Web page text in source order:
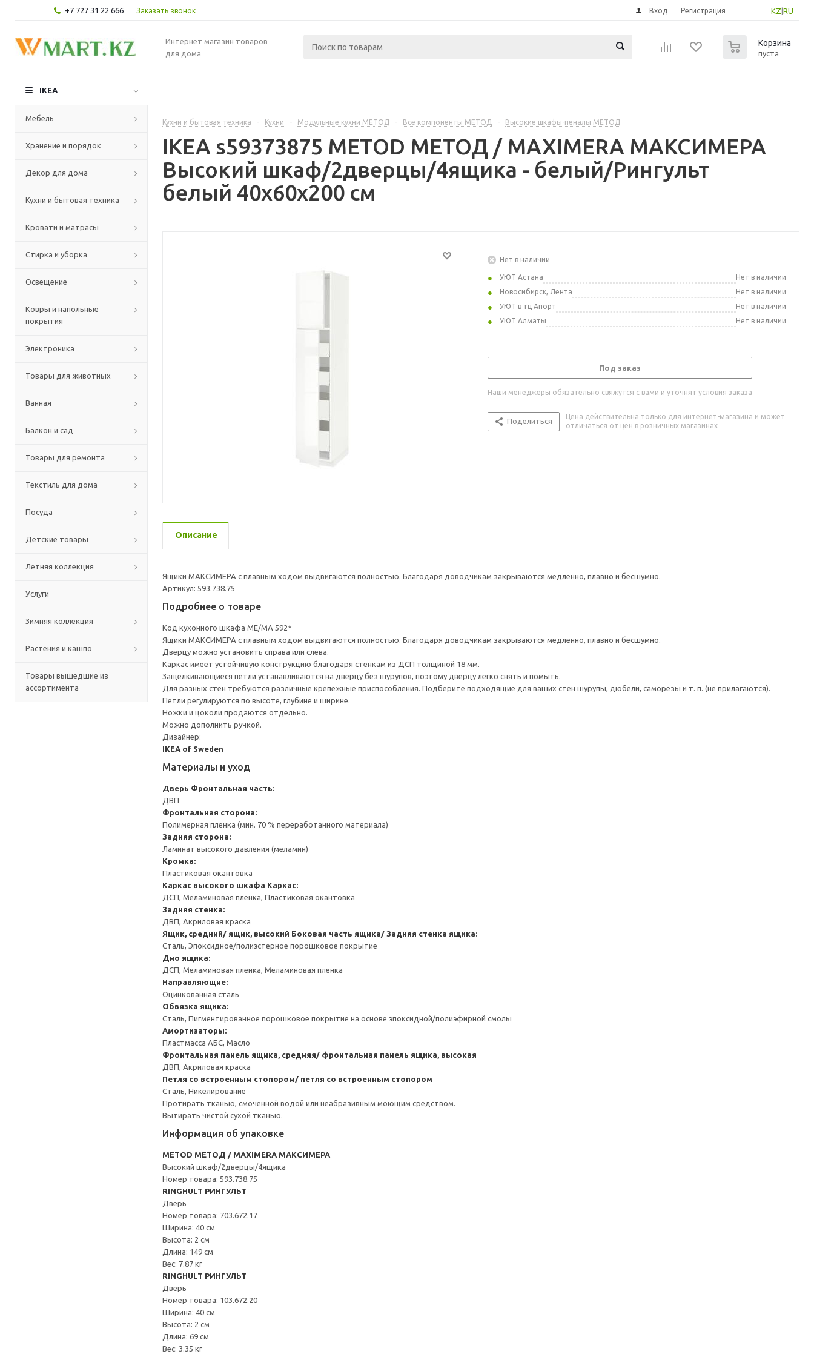
+7 727 31 22 666 Заказать звонок KZ RU
Вход Регистрация
Интернет магазин товаров
для дома
Корзина
пуста
IKEA
Мебель
Хранение и порядок
Декор для дома
Кухни и бытовая техника
Кровати и матрасы
Стирка и уборка
Освещение
Ковры и напольные
покрытия
Электроника
Товары для животных
Ванная
Балкон и сад
Товары для ремонта
Текстиль для дома
Посуда
Детские товары
Летняя коллекция
Услуги
Зимняя коллекция
Растения и кашпо
Товары вышедшие из
ассортимента
Кухни и бытовая техника - Кухни - Модульные кухни МЕТОД - Все компоненты МЕТОД - Высокие шкафы-пеналы МЕТОД
IKEA s59373875 METOD МЕТОД / MAXIMERA МАКСИМЕРА
Высокий шкаф/2дверцы/4ящика - белый/Рингульт
белый 40x60x200 см
Нет в наличии
УЮТ Астана
Нет в наличии
Новосибирск, Лента
Нет в наличии
УЮТ в тц Апорт
Нет в наличии
УЮТ Алматы
Нет в наличии
Под заказ
Наши менеджеры обязательно свяжутся с вами и уточнят условия заказа
Поделиться
Цена действительна только для интернет-магазина и может
отличаться от цен в розничных магазинах
Описание
Ящики МАКСИМЕРА с плавным ходом выдвигаются полностью. Благодаря доводчикам закрываются медленно, плавно и бесшумно.
Артикул: 593.738.75
Подробнее о товаре
Код кухонного шкафа ME/MA 592*
Ящики МАКСИМЕРА с плавным ходом выдвигаются полностью. Благодаря доводчикам закрываются медленно, плавно и бесшумно.
Дверцу можно установить справа или слева.
Каркас имеет устойчивую конструкцию благодаря стенкам из ДСП толщиной 18 мм.
Защелкивающиеся петли устанавливаются на дверцу без шурупов, поэтому дверцу легко снять и помыть.
Для разных стен требуются различные крепежные приспособления. Подберите подходящие для ваших стен шурупы, дюбели, саморезы и т. п. (не прилагаются).
Петли регулируются по высоте, глубине и ширине.
Ножки и цоколи продаются отдельно.
Можно дополнить ручкой.
Дизайнер:
IKEA of Sweden
Материалы и уход
Дверь Фронтальная часть:
ДВП
Фронтальная сторона:
Полимерная пленка (мин. 70 % переработанного материала)
Задняя сторона:
Ламинат высокого давления (меламин)
Кромка:
Пластиковая окантовка
Каркас высокого шкафа Каркас:
ДСП, Меламиновая пленка, Пластиковая окантовка
Задняя стенка:
ДВП, Акриловая краска
Ящик, средний/ ящик, высокий Боковая часть ящика/ Задняя стенка ящика:
Сталь, Эпоксидное/полиэстерное порошковое покрытие
Дно ящика:
ДСП, Меламиновая пленка, Меламиновая пленка
Направляющие:
Оцинкованная сталь
Обвязка ящика:
Сталь, Пигментированное порошковое покрытие на основе эпоксидной/полиэфирной смолы
Амортизаторы:
Пластмасса АБС, Масло
Фронтальная панель ящика, средняя/ фронтальная панель ящика, высокая
ДВП, Акриловая краска
Петля со встроенным стопором/ петля со встроенным стопором
Сталь, Никелирование
Протирать тканью, смоченной водой или неабразивным моющим средством.
Вытирать чистой сухой тканью.
Информация об упаковке
METOD МЕТОД / MAXIMERA МАКСИМЕРА
Высокий шкаф/2дверцы/4ящика
Номер товара: 593.738.75
RINGHULT РИНГУЛЬТ
Дверь
Номер товара: 703.672.17
Ширина: 40 см
Высота: 2 см
Длина: 149 см
Вес: 7.87 кг
RINGHULT РИНГУЛЬТ
Дверь
Номер товара: 103.672.20
Ширина: 40 см
Высота: 2 см
Длина: 69 см
Вес: 3.35 кг